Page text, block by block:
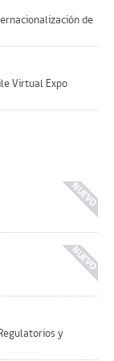
de
Virtual Expo
y